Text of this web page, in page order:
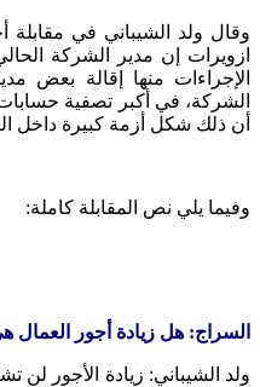
وقال ولد الشيباني في مقابلة
ازويرات إن مدير الشركة
الإجراءات منها إقالة بعض
الشركة، في أكبر تصفية حسابات
أن ذلك شكل أزمة كبيرة داخل
وفيما يلي نص المقابلة كاملة:
السراج: هل زيادة أجور
ولد الشيباني: زيادة الأجور